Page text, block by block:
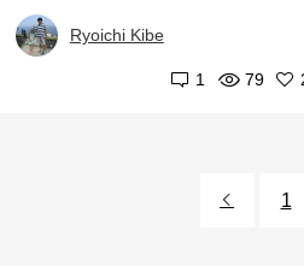
Ryoichi Kibe
1 79
 1